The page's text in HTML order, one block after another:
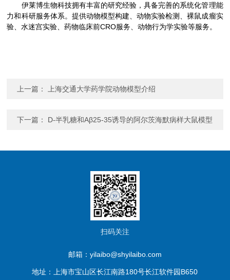
伊莱博生物科技拥有丰富的研究经验，具备完善的系统化管理能
力和科研服务体系。提供动物模型构建、动物实验检测、裸鼠成瘤实
验、水迷宫实验、药物临床前CRO服务、动物行为学实验等服务。
上一篇： 上海交通大学药学院动物模型介绍
下一篇： D-半乳糖和Aβ25-35诱导的阿尔茨海默病样大鼠模型
扫码关注
邮箱：yilaibo@shyilaibo.com
地址：上海市宝山区长江南路180号长江软件园B650